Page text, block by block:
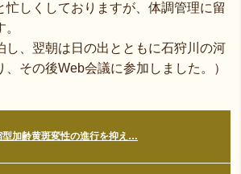
忙しくしておりますが、体調管理に留
し、翌朝は日の出とともに石狩川の河
、その後Web会議に参加しました。）
型加齢黄斑変性の進行を抑え…